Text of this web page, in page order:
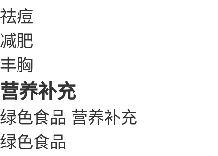
祛痘
减肥
丰胸
营养补充
绿色食品 营养补充
绿色食品